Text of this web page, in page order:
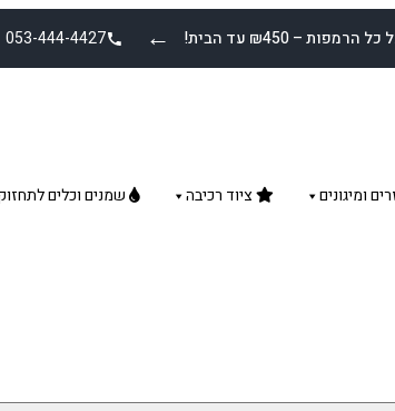
← – ₪450 עד הבית! 053-444-4427
ומיגונים ציוד רכיבה
שמנים וכלים